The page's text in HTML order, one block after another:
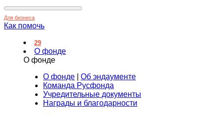
Для бизнеса
Как помочь
29
О фонде
О фонде
О фонде
Об эндаументе
Команда Русфонда
Учредительные документы
Награды и благодарности